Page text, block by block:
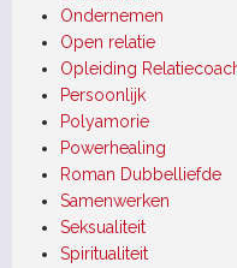
Ondernemen
Open relatie
Opleiding
Persoonlijk
Polyamorie
Powerhealing
Roman Dubbelliefde
Samenwerken
Seksualiteit
Spiritualiteit